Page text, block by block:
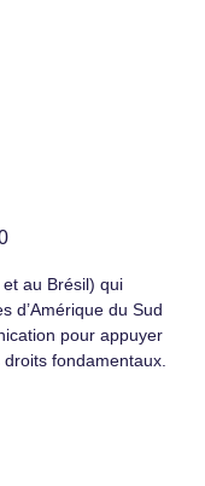
au Brésil) qui
d’Amérique du Sud
pour appuyer
fondamentaux.